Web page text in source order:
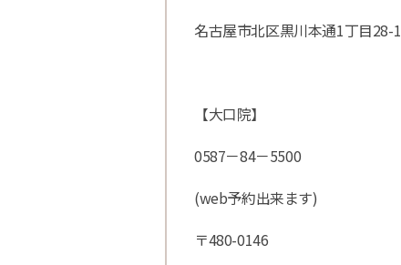
名古屋市北区黒川本通1丁目28-1
【大口院】
0587－84－5500
(web予約出来ます)
〒480-0146